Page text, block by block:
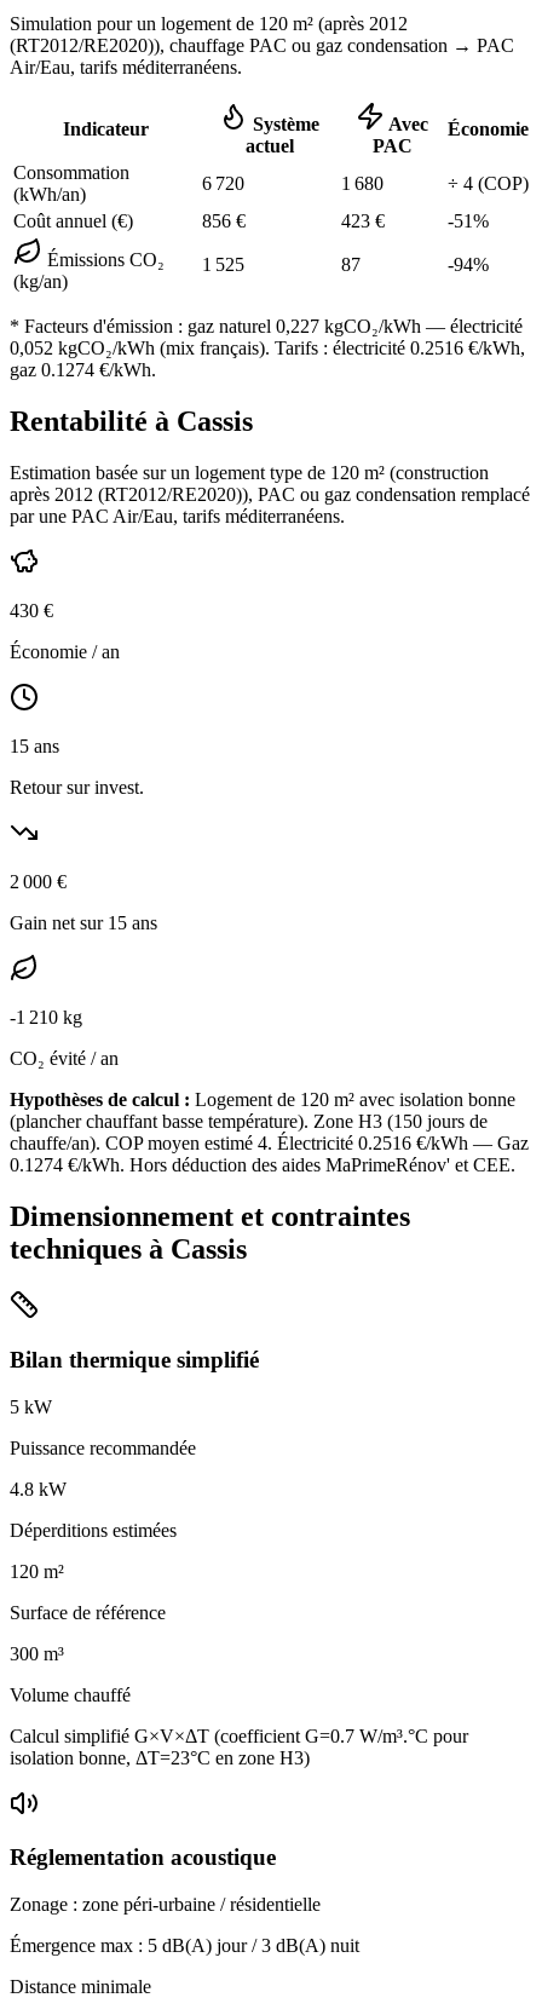
Simulation pour un logement de 120 m² (après 2012
(RT2012/RE2020)), chauffage PAC ou gaz condensation → PAC
Air/Eau, tarifs méditerranéens.
Indicateur
Système
actuel
Avec
PAC
Économie
Consommation
(kWh/an)
6 720 1 680 ÷ 4 (COP)
Coût annuel (€)
856 € 423 € -51%
Émissions CO₂
(kg/an)
1 525 87 -94%
* Facteurs d'émission : gaz naturel 0,227 kgCO₂/kWh — électricité
0,052 kgCO₂/kWh (mix français). Tarifs : électricité 0.2516 €/kWh,
gaz 0.1274 €/kWh.
Rentabilité à Cassis
Estimation basée sur un logement type de 120 m² (construction
après 2012 (RT2012/RE2020)), PAC ou gaz condensation remplacé
par une PAC Air/Eau, tarifs méditerranéens.
430 €
Économie / an
15 ans
Retour sur invest.
2 000 €
Gain net sur 15 ans
-1 210 kg
CO₂ évité / an
Hypothèses de calcul : Logement de 120 m² avec isolation bonne
(plancher chauffant basse température). Zone H3 (150 jours de
chauffe/an). COP moyen estimé 4. Électricité 0.2516 €/kWh — Gaz
0.1274 €/kWh. Hors déduction des aides MaPrimeRénov' et CEE.
Dimensionnement et contraintes
techniques à Cassis
Bilan thermique simplifié
5 kW
Puissance recommandée
4.8 kW
Déperditions estimées
120 m²
Surface de référence
300 m³
Volume chauffé
Calcul simplifié G×V×ΔT (coefficient G=0.7 W/m³.°C pour
isolation bonne, ΔT=23°C en zone H3)
Réglementation acoustique
Zonage : zone péri-urbaine / résidentielle
Émergence max : 5 dB(A) jour /3 dB(A) nuit
Distance minimale